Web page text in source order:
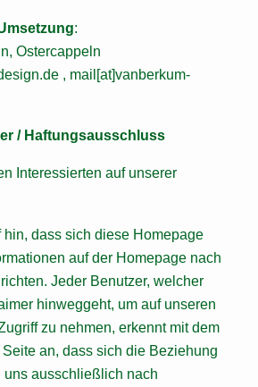
:
Ostercappeln
, mail[at]vanberkum-
/ Haftungsausschluss
Interessierten auf unserer
dass sich diese Homepage
auf der Homepage nach
Jeder Benutzer, welcher
hinweggeht, um auf unseren
zu nehmen, erkennt mit dem
an, dass sich die Beziehung
ausschließlich nach